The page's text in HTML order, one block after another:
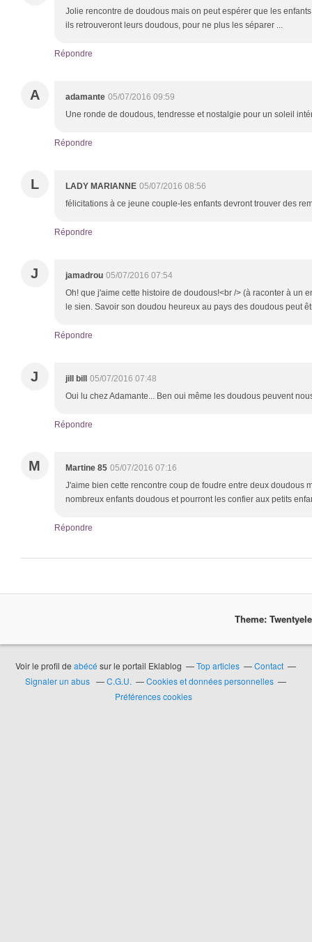
Jolie rencontre de doudous mais on peut espérer que les
ils retrouveront leurs doudous, pour ne plus les séparer ...
Répondre
A adamante 05/07/2016 09:59
Une ronde de doudous, tendresse et nostalgie pour un soleil
Répondre
L LADY MARIANNE 05/07/2016 08:56
félicitations à ce jeune couple-les enfants devront trouver des
Répondre
J jamadrou 05/07/2016 07:54
Oh! que j'aime cette histoire de doudous!<br /> (à raconter à un
le sien. Savoir son doudou heureux au pays des doudous peut
Répondre
J jill bill
05/07/2016 07:48
Oui lu chez Adamante... Ben oui même les doudous peuvent
Répondre
M Martine 85 05/07/2016 07:16
J'aime bien cette rencontre coup de foudre entre deux doudous
nombreux enfants doudous et pourront les confier aux petits
Répondre
Theme:
Voir le profil deabécé sur le portail Eklablog Top articles
Contact
Signaler un abus
C.G.U.
Cookies et données personnelles
Préférences cookies